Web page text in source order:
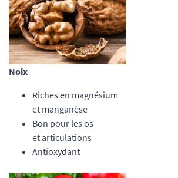
Noix
Riches en magnésium
et manganèse
Bon pour les os
et articulations
Antioxydant